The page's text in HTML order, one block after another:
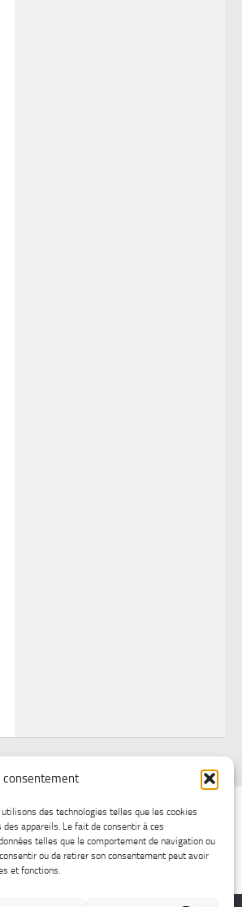
consentement
des technologies telles que les cookies
appareils. Le fait de consentir à ces
telles que le comportement de navigation ou
ou de retirer son consentement peut avoir
et fonctions.
Atelier Météo Récréatif
glace Boutique en ligne